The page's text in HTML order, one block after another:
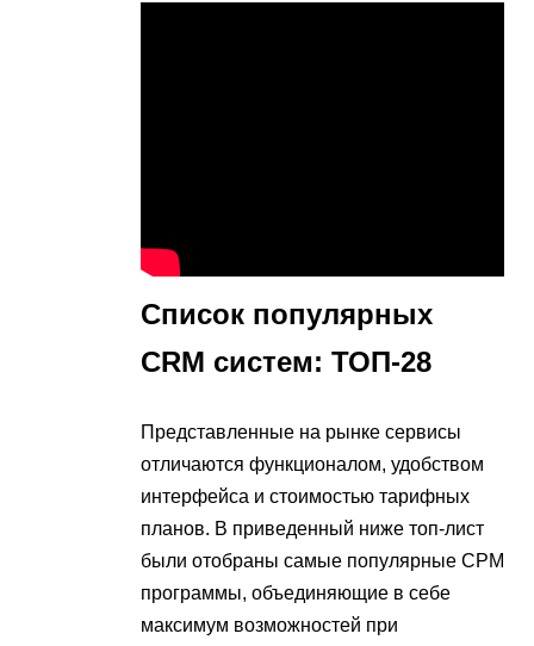
Список популярных
CRM систем: ТОП-28
Представленные на рынке сервисы
отличаются функционалом, удобством
интерфейса и стоимостью тарифных
планов. В приведенный ниже топ-лист
были отобраны самые популярные СРМ
программы, объединяющие в себе
максимум возможностей при